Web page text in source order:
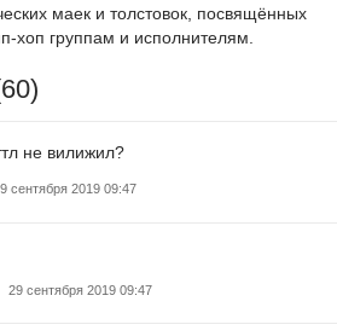
маек и толстовок, посвящённых
хоп группам и исполнителям.
не вилижил?
сентября 2019 09:47
29 сентября 2019 09:47